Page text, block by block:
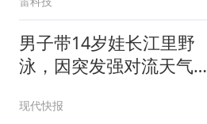
男子带14岁娃长江里野
泳，因突发强对流天气男
人员6分钟救回
现代快报